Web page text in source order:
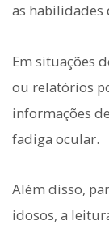
as habilidades
Em situações
ou relatórios
informações
fadiga ocular.
Além disso,
idosos, a